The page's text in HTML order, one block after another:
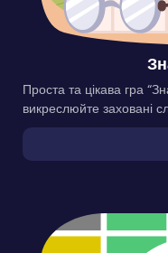
Проста та цікава гра
викреслюйте заховані